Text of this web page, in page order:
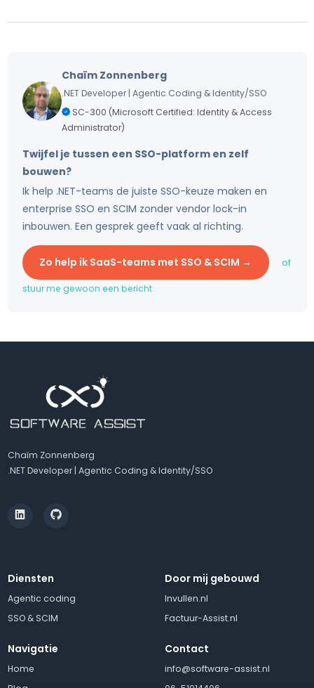
Chaïm Zonnenberg
.NET Developer | Agentic Coding & Identity/SSO
SC-300 (Microsoft Certified: Identity & Access
Administrator)
Twijfel je tussen een SSO-platform en zelf
bouwen?
Ik help .NET-teams de juiste SSO-keuze maken en
enterprise SSO en SCIM zonder vendor lock-in
inbouwen. Een gesprek geeft vaak al richting.
Zo help ik SaaS-teams met SSO & SCIM → of
stuur me gewoon een bericht
Chaïm Zonnenberg
.NET Developer | Agentic Coding & Identity/SSO
Diensten
Agentic coding
SSO & SCIM
Door mij gebouwd
Invullen.nl
Factuur-Assist.nl
Navigatie
Home
Contact
info@software-assist.nl